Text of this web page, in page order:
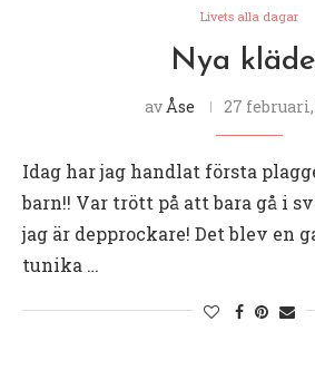
Livets alla dagar
Nya
av Åse 27 februari,
Idag har jag handlat första
barn!! Var trött på att bara gå i
jag är depprockare! Det blev en
tunika …